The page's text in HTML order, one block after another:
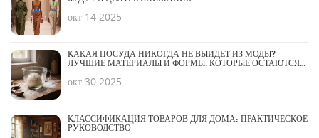
окт 14 2025
КАКАЯ ПОСУДА НИКОГДА НЕ ВЫЙДЕТ ИЗ МОДЫ?
ЛУЧШИЕ МАТЕРИАЛЫ И ФОРМЫ, КОТОРЫЕ ОСТАЮТСЯ
окт 30 2025
КЛАССИФИКАЦИЯ ТОВАРОВ ДЛЯ ДОМА: ПРАКТИЧЕСКОЕ
РУКОВОДСТВО